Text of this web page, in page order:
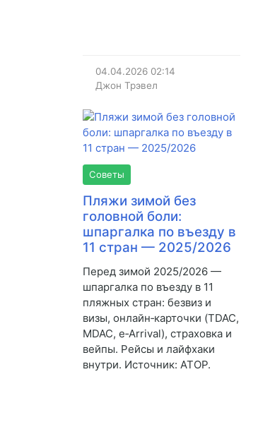
04.04.2026 02:14
Джон Трэвел
Советы
Пляжи зимой без
головной боли:
шпаргалка по въезду в
11 стран — 2025/2026
Перед зимой 2025/2026 —
шпаргалка по въезду в 11
пляжных стран: безвиз и
визы, онлайн‑карточки (TDAC,
MDAC, e‑Arrival), страховка и
вейпы. Рейсы и лайфхаки
внутри. Источник: АТОР.